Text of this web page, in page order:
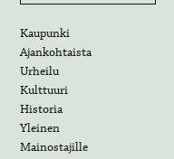
Kaupunki
Ajankohtaista
Urheilu
Kulttuuri
Historia
Yleinen
Mainostajille